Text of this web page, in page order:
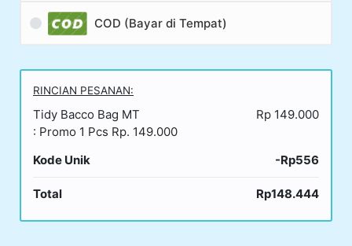
COD (Bayar di Tempat)
RINCIAN PESANAN:
Tidy Bacco Bag MT
: Promo 1 Pcs Rp. 149.000
Rp 149.000
Kode Unik -Rp556
Total Rp148.444